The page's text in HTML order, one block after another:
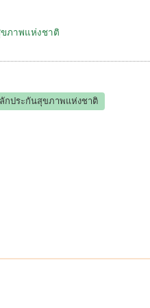
ภาพแห่งชาติ
กประกันสุขภาพแห่งชาติ